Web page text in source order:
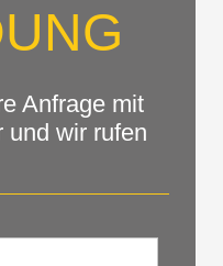
Anfrage mit
und wir rufen